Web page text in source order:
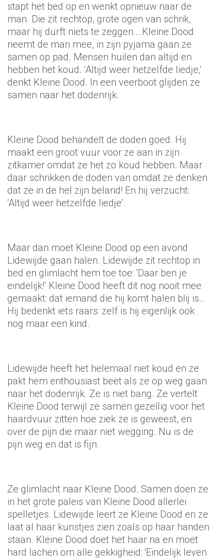
stapt het bed op en wenkt opnieuw naar de
man. Die zit rechtop, grote ogen van schrik,
maar hij durft niets te zeggen….Kleine Dood
neemt de man mee, in zijn pyjama gaan ze
samen op pad. Mensen huilen dan altijd en
hebben het koud. ‘Altijd weer hetzelfde liedje,’
denkt Kleine Dood. In een veerboot glijden ze
samen naar het dodenrijk.
Kleine Dood behandelt de doden goed. Hij
maakt een groot vuur voor ze aan in zijn
zitkamer omdat ze het zo koud hebben. Maar
daar schrikken de doden van omdat ze denken
dat ze in de hel zijn beland! En hij verzucht:
‘Altijd weer hetzelfde liedje’.
Maar dan moet Kleine Dood op een avond
Lidewijde gaan halen. Lidewijde zit rechtop in
bed en glimlacht hem toe toe: ‘Daar ben je
eindelijk!’ Kleine Dood heeft dit nog nooit mee
gemaakt: dat iemand die hij komt halen blij is…
Hij bedenkt iets raars: zelf is hij eigenlijk ook
nog maar een kind.
Lidewijde heeft het helemaal niet koud en ze
pakt hem enthousiast beet als ze op weg gaan
naar het dodenrijk. Ze is niet bang. Ze vertelt
Kleine Dood terwijl ze samen gezellig voor het
haardvuur zitten hoe ziek ze is geweest, en
over de pijn die maar niet wegging. Nu is de
pijn weg en dat is fijn.
Ze glimlacht naar Kleine Dood. Samen doen ze
in het grote paleis van Kleine Dood allerlei
spelletjes. Lidewijde leert ze Kleine Dood en ze
laat al haar kunstjes zien zoals op haar handen
staan. Kleine Dood doet het haar na en moet
hard lachen om alle gekkigheid: ‘Eindelijk leven